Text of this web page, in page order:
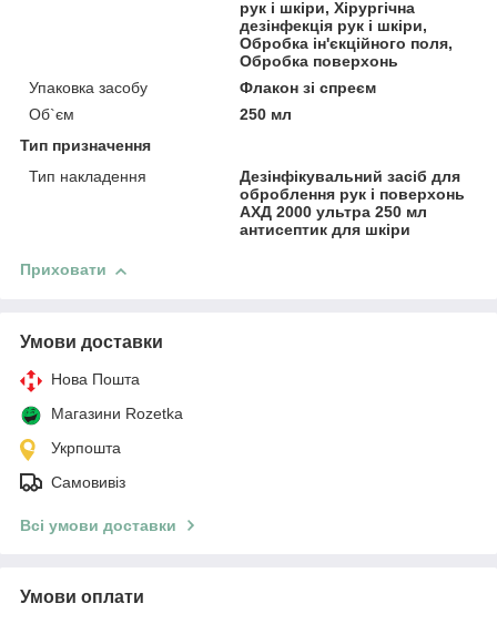
рук і шкіри, Хірургічна
дезінфекція рук і шкіри,
Обробка ін'єкційного поля,
Обробка поверхонь
Упаковка засобу
Флакон зі спреєм
Об`єм
250 мл
Тип призначення
Тип накладення
Дезінфікувальний засіб для
оброблення рук і поверхонь
АХД 2000 ультра 250 мл
антисептик для шкіри
Приховати
Умови доставки
Нова Пошта
Магазини Rozetka
Укрпошта
Самовивіз
Всі умови доставки
Умови оплати